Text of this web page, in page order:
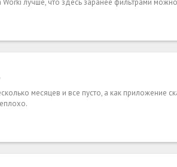
месяцев и все пусто, а как приложение